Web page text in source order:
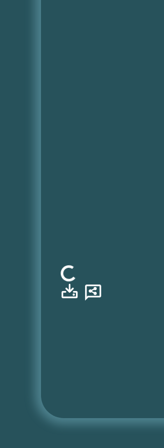
Φόρτωση...